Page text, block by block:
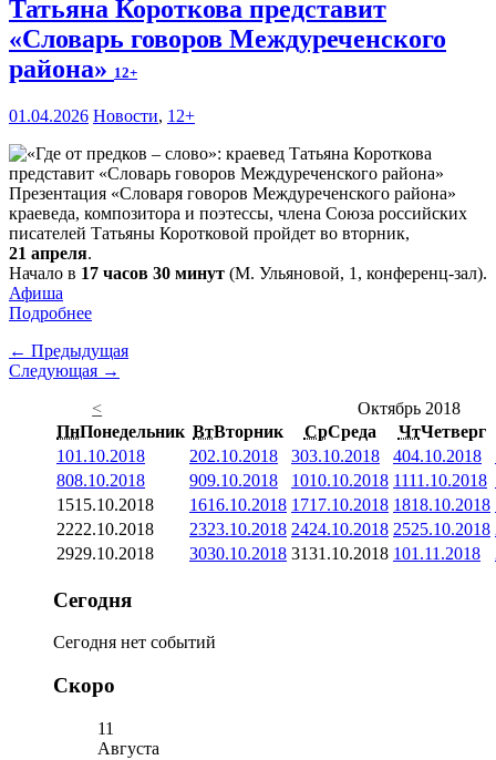
Татьяна Короткова представит
«Словарь говоров Междуреченского
района» 12+
01.04.2026 Новости, 12+
Презентация «Словаря говоров Междуреченского района»
краеведа, композитора и поэтессы, члена Союза российских
писателей Татьяны Коротковой пройдет во вторник,
21 апреля.
Начало в 17 часов 30 минут (М. Ульяновой, 1, конференц-зал).
Афиша
Подробнее
← Предыдущая
Следующая →
<
Октябрь 2018
ПнПонедельник ВтВторник СрСреда ЧтЧетверг
101.10.2018 202.10.2018 303.10.2018 404.10.2018
808.10.2018 909.10.2018 1010.10.2018 1111.10.2018
1515.10.2018 1616.10.2018 1717.10.2018 1818.10.2018
2222.10.2018 2323.10.2018 2424.10.2018 2525.10.2018
2929.10.2018 3030.10.2018 3131.10.2018 101.11.2018
Сегодня
Сегодня нет событий
Скоро
11
Августа